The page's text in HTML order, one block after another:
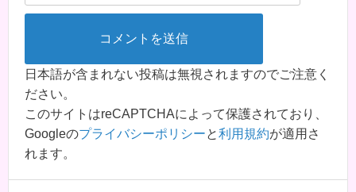
日本語が含まれない投稿は無視されますのでご注意く
ださい。
このサイトはreCAPTCHAによって保護されており、
Googleのプライバシーポリシーと利用規約が適用さ
れます。